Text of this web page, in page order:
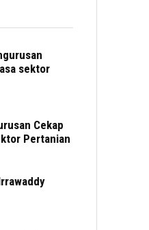
sektor
Cekap
Pertanian